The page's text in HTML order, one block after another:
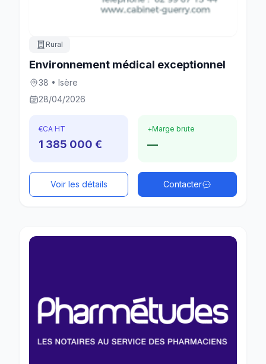
Rural
Environnement médical exceptionnel
38 • Isère
28/04/2026
€CA HT
1 385 000 €
+Marge brute
—
Voir les détails Contacter